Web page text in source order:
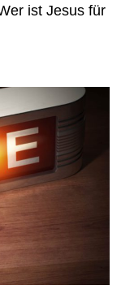
ist Jesus für